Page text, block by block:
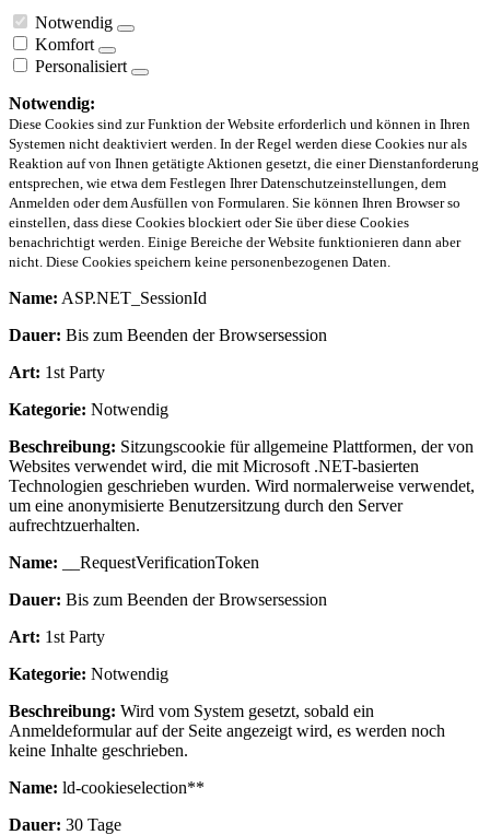
Notwendig
Komfort
Personalisiert
Notwendig:
Diese Cookies sind zur Funktion der Website erforderlich und können in Ihren
Systemen nicht deaktiviert werden. In der Regel werden diese Cookies nur als
Reaktion auf von Ihnen getätigte Aktionen gesetzt, die einer Dienstanforderung
entsprechen, wie etwa dem Festlegen Ihrer Datenschutzeinstellungen, dem
Anmelden oder dem Ausfüllen von Formularen. Sie können Ihren Browser so
einstellen, dass diese Cookies blockiert oder Sie über diese Cookies
benachrichtigt werden. Einige Bereiche der Website funktionieren dann aber
nicht. Diese Cookies speichern keine personenbezogenen Daten.
Name: ASP.NET_SessionId
Dauer: Bis zum Beenden der Browsersession
Art: 1st Party
Kategorie: Notwendig
Beschreibung: Sitzungscookie für allgemeine Plattformen, der von
Websites verwendet wird, die mit Microsoft .NET-basierten
Technologien geschrieben wurden. Wird normalerweise verwendet,
um eine anonymisierte Benutzersitzung durch den Server
aufrechtzuerhalten.
Name: __RequestVerificationToken
Dauer: Bis zum Beenden der Browsersession
Art: 1st Party
Kategorie: Notwendig
Beschreibung: Wird vom System gesetzt, sobald ein
Anmeldeformular auf der Seite angezeigt wird, es werden noch
keine Inhalte geschrieben.
Name: ld-cookieselection**
Dauer: 30 Tage